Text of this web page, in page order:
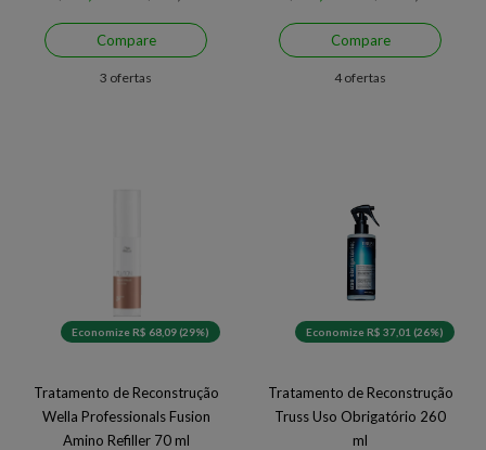
Compare
3 ofertas
Compare
4 ofertas
Economize R$ 68,09 (29%)
Tratamento de Reconstrução
Wella Professionals Fusion
Amino Refiller 70 ml
Economize R$ 37,01 (26%)
Tratamento de Reconstrução
Truss Uso Obrigatório 260
ml